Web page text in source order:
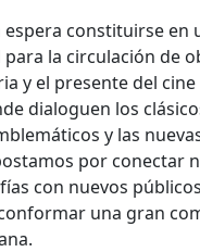
espera constituirse en
la circulación de
y el presente del
dialoguen los
y las
por conectar
con nuevos
una gran